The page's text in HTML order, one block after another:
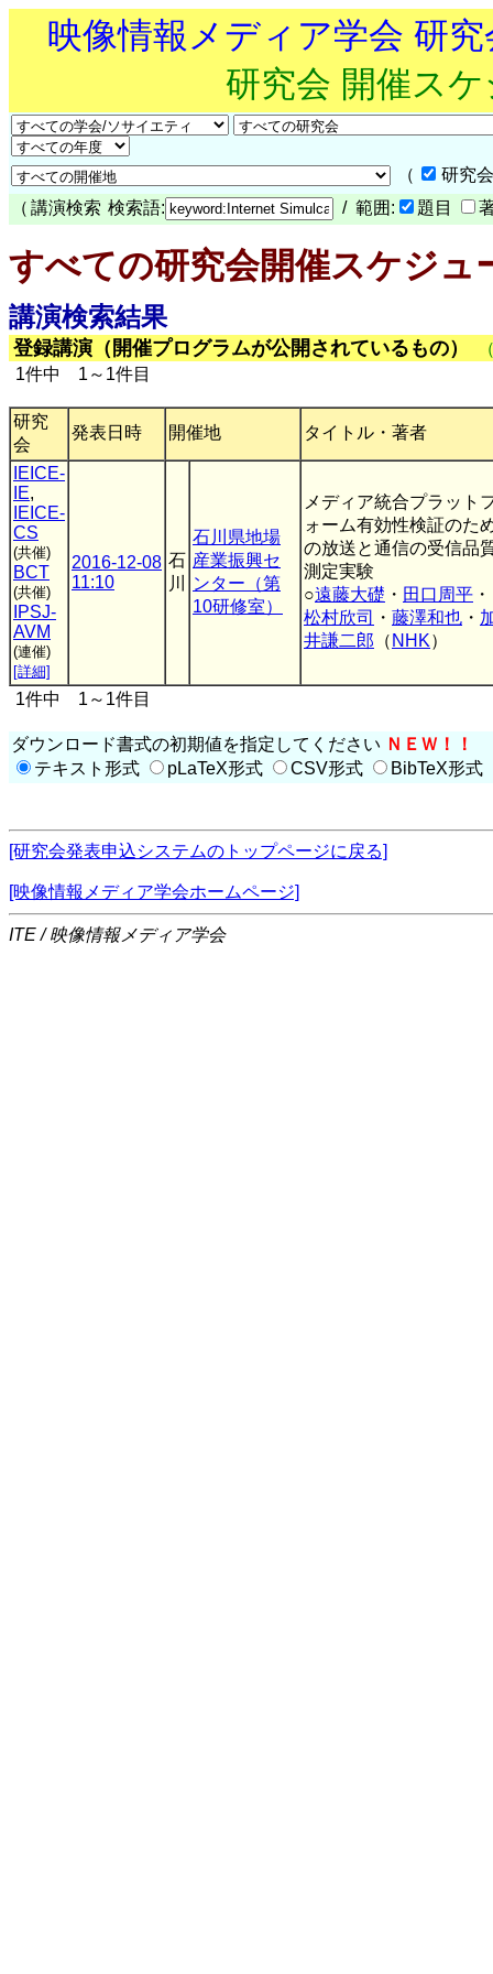
映像情報メディア学会 研
研究会 開催ス
（
研究
（ 講演検索 検索語: / 範囲: 題目
すべての研究会開催スケジュ
講演検索結果
登録講演（開催プログラムが公開されているもの）
1件中 1～1件目
研究
会
発表日時 開催地 タイトル・著者
IEICE-
IE,
IEICE-
CS
(共催)
BCT
(共催)
IPSJ-
AVM
(連催)
[詳細]
2016-12-08
11:10
石
川
石川県地場
産業振興セ
ンター（第
10研修室）
メディア統合プラット
ォーム有効性検証のた
の放送と通信の受信品
測定実験
○遠藤大礎 ・ 田口周平 ・
松村欣司
・ 藤澤和也 ・
井謙二郎 （ NHK）
1件中 1～1件目
ダウンロード書式の初期値を指定してください ＮＥＷ！！
テキスト形式
pLaTeX形式 CSV形式 BibTeX形式
[研究会発表申込システムのトップページに戻る]
[映像情報メディア学会ホームページ]
ITE / 映像情報メディア学会